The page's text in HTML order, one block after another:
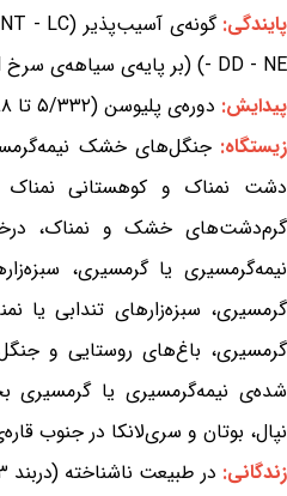
پایندگی:گونه‌ی آسیب‌پذیر (EX - EW - CR - EN -- LC
- DD - NE) (بر پایه‌ی سیاهه‌ی سرخ IUCN)
پیدایش: دوره‌ی پلیوسن (۵/۳۳۲ تا ۲/۵۸۸ میلیون سال پیش)
زیستگاه:جنگل‌های خشک
دشت نمناک و کوهستانی نمناک
گرم‌دشت‌های خشک و نمناک،
نیمه‌گرمسیری یا گرمسیری،
گرمسیری، سبزه‌زارهای تندابی یا
گرمسیری، باغ‌های روستایی و
شده‌ی نیمه‌گرمسیری یا گرمسیری
نپال، بوتان و سری‌لانکا در جنوب
زندگانی: در طبیعت ناشناخته (دربند ۳۳ تا ۴۰ سال)